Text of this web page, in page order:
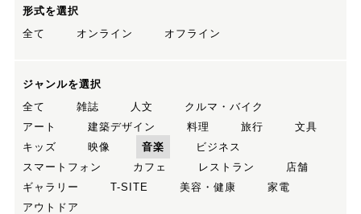
形式を選択
全て
オンライン オフライン
ジャンルを選択
全て
雑誌 人文
クルマ・バイク
アート
建築デザイン 料理 旅行
文具
キッズ
映像 音楽
ビジネス
スマートフォン
カフェ レストラン
店舗
ギャラリー
T-SITE 美容・健康
家電
アウトドア